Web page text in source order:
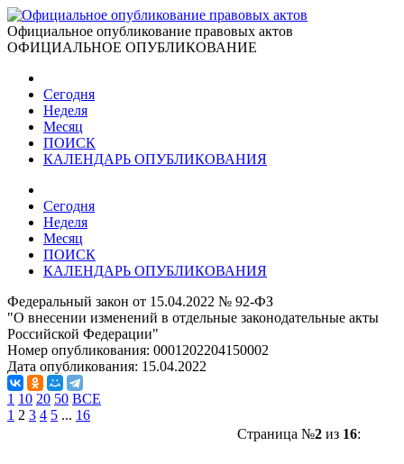
Официальное опубликование правовых актов
ОФИЦИАЛЬНОЕ ОПУБЛИКОВАНИЕ
Сегодня
Неделя
Месяц
ПОИСК
КАЛЕНДАРЬ ОПУБЛИКОВАНИЯ
Сегодня
Неделя
Месяц
ПОИСК
КАЛЕНДАРЬ ОПУБЛИКОВАНИЯ
Федеральный закон от 15.04.2022 № 92-ФЗ
"О внесении изменений в отдельные законодательные акты
Российской Федерации"
Номер опубликования: 0001202204150002
Дата опубликования: 15.04.2022
1 10 20 50 ВСЕ
1 2 3 4 5 ... 16
Страница №2из 16: